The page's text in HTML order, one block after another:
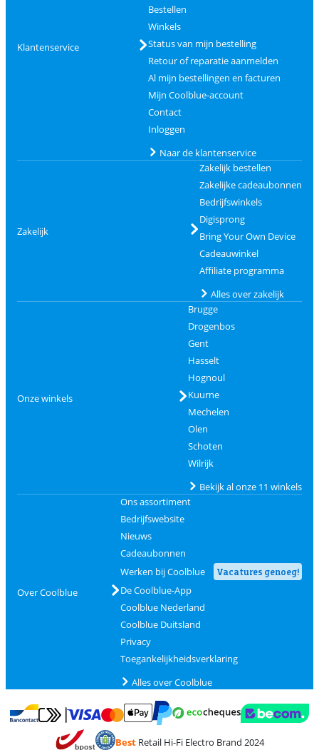
Klantenservice
Bestellen
Winkels
Status van mijn bestelling
Retour of reparatie aanmelden
Al mijn bestellingen en facturen
Mijn Coolblue-account
Contact
Inloggen
Naar de klantenservice
Zakelijk
Zakelijk bestellen
Zakelijke cadeaubonnen
Bedrijfswinkels
Digisprong
Bring Your Own Device
Cadeauwinkel
Affiliate programma
Alles over zakelijk
Onze winkels
Brugge
Drogenbos
Gent
Hasselt
Hognoul
Kuurne
Mechelen
Olen
Schoten
Wilrijk
Bekijk al onze 11 winkels
Over Coolblue
Ons assortiment
Bedrijfswebsite
Nieuws
Cadeaubonnen
Werken bij Coolblue
Vacatures genoeg!
De Coolblue-App
Coolblue Nederland
Coolblue Duitsland
Privacy
Toegankelijkheidsverklaring
Alles over Coolblue
Betalen met Bancontact
Betalen met MasterCard en Visa via ClickToPay
BestRetail Hi-Fi Electro Brand 2024